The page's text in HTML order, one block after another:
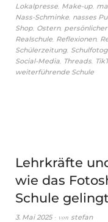
Lokalpresse, Make-up,
Nass-Schminke, nasses
Shop, Ostern,
Realschule, Reflexionen,
Schülerzeitung,
Social-Media, Threads,
weiterführende Schule
Lehrkräfte
wie das
Schule gelingt
3. Mai 2025 von stefan